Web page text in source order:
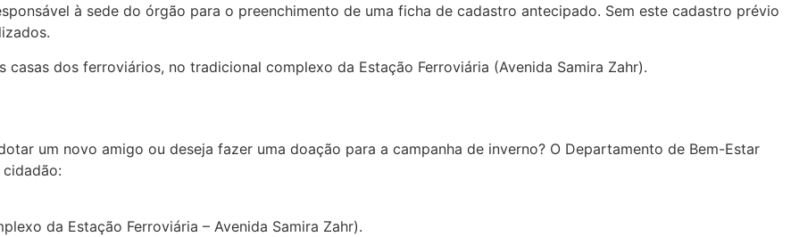
à sede do órgão para o preenchimento de uma ficha de cadastro antecipado. Sem este cadastro prévio
dos ferroviários, no tradicional complexo da Estação Ferroviária (Avenida Samira Zahr).
um novo amigo ou deseja fazer uma doação para a campanha de inverno? O Departamento de Bem-Estar
da Estação Ferroviária – Avenida Samira Zahr).